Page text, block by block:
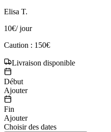
Elisa T.
10€/ jour
Caution : 150€
Livraison disponible
Début
Ajouter
Fin
Ajouter
Choisir des dates